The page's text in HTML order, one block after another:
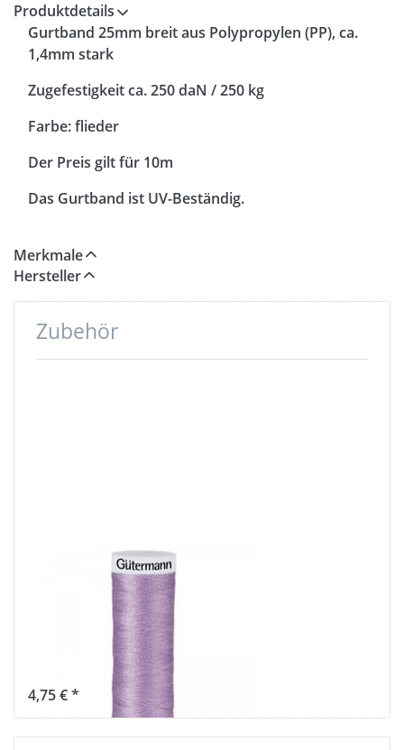
Produktdetails
Gurtband 25mm breit aus Polypropylen (PP), ca.
1,4mm stark
Zugefestigkeit ca. 250 daN / 250 kg
Farbe: flieder
Der Preis gilt für 10m
Das Gurtband ist UV-Beständig.
Merkmale
Hersteller
Zubehör
Gütermann
Allesnäher
200m - Farbe:
flieder 158
4,75 € *